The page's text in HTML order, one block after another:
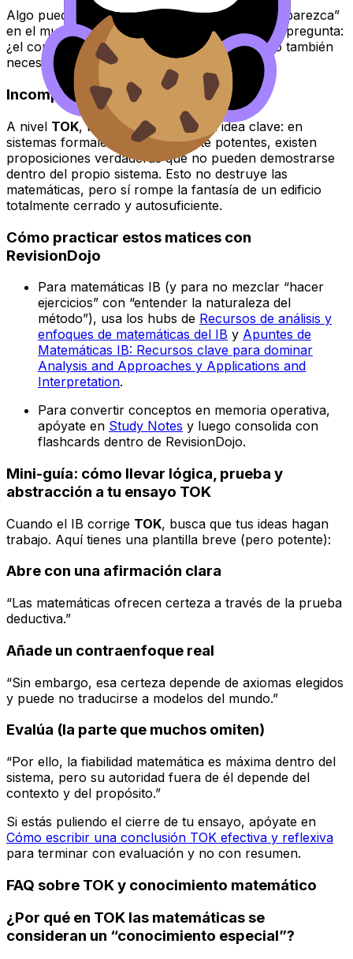
Algo puede existir matemáticamente sin que “aparezca”
en el mundo físico de forma directa. TOK aquí pregunta:
¿el conocimiento es solo coherencia interna o también
necesita anclaje en la experiencia?
Incompletitud (Gödel)
A nivel TOK, basta con entender la idea clave: en
sistemas formales suficientemente potentes, existen
proposiciones verdaderas que no pueden demostrarse
dentro del propio sistema. Esto no destruye las
matemáticas, pero sí rompe la fantasía de un edificio
totalmente cerrado y autosuficiente.
Cómo practicar estos matices con
RevisionDojo
Para matemáticas IB (y para no mezclar “hacer
ejercicios” con “entender la naturaleza del
método”), usa los hubs de Recursos de análisis y
enfoques de matemáticas del IB y Apuntes de
Matemáticas IB: Recursos clave para dominar
Analysis and Approaches y Applications and
Interpretation.
Para convertir conceptos en memoria operativa,
apóyate en Study Notes y luego consolida con
flashcards dentro de RevisionDojo.
Mini-guía: cómo llevar lógica, prueba y
abstracción a tu ensayo TOK
Cuando el IB corrige TOK, busca que tus ideas hagan
trabajo. Aquí tienes una plantilla breve (pero potente):
Abre con una afirmación clara
“Las matemáticas ofrecen certeza a través de la prueba
deductiva.”
Añade un contraenfoque real
“Sin embargo, esa certeza depende de axiomas elegidos
y puede no traducirse a modelos del mundo.”
Evalúa (la parte que muchos omiten)
“Por ello, la fiabilidad matemática es máxima dentro del
sistema, pero su autoridad fuera de él depende del
contexto y del propósito.”
Si estás puliendo el cierre de tu ensayo, apóyate en
Cómo escribir una conclusión TOK efectiva y reflexiva
para terminar con evaluación y no con resumen.
FAQ sobre TOK y conocimiento matemático
¿Por qué en TOK las matemáticas se
consideran un “conocimiento especial”?